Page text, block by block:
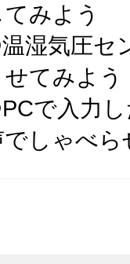
てみよう
湿気圧セ
せてみよう
で⼊⼒し
でしゃべら